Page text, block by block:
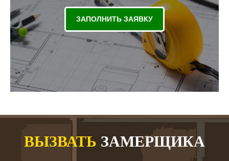
ЗАПОЛНИТЬ ЗАЯВКУ
ВЫЗВАТЬ ЗАМЕРЩИКА